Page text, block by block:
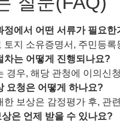
정에서 어떤 서류가 필요한
토지 소유증명서, 주민등
차는 어떻게 진행되나요?
경우, 해당 관청에 이의신
요청은 어떻게 하나요?
한 보상은 감정평가 후, 관
은 언제 받을 수 있나요?